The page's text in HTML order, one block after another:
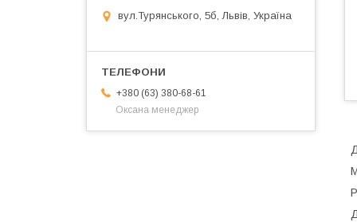
вул.Турянського, 5б, Львів, Україна
+380 (63) 380-68-61
Оксана менеджер